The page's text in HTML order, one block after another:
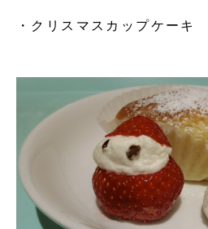
・クリスマスカップケーキ